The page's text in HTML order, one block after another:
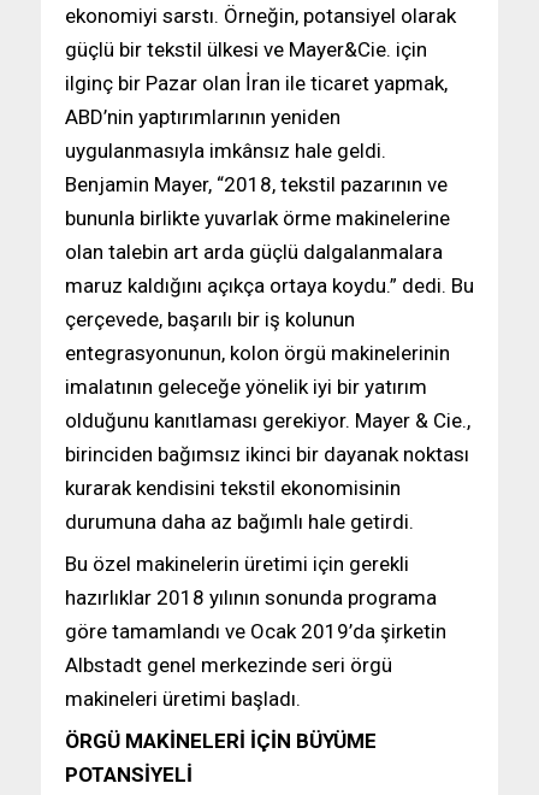
ekonomiyi sarstı. Örneğin, potansiyel olarak
güçlü bir tekstil ülkesi ve Mayer&Cie. için
ilginç bir Pazar olan İran ile ticaret yapmak,
ABD’nin yaptırımlarının yeniden
uygulanmasıyla imkânsız hale geldi.
Benjamin Mayer, “2018, tekstil pazarının ve
bununla birlikte yuvarlak örme makinelerine
olan talebin art arda güçlü dalgalanmalara
maruz kaldığını açıkça ortaya koydu.” dedi. Bu
çerçevede, başarılı bir iş kolunun
entegrasyonunun, kolon örgü makinelerinin
imalatının geleceğe yönelik iyi bir yatırım
olduğunu kanıtlaması gerekiyor. Mayer & Cie.,
birinciden bağımsız ikinci bir dayanak noktası
kurarak kendisini tekstil ekonomisinin
durumuna daha az bağımlı hale getirdi.
Bu özel makinelerin üretimi için gerekli
hazırlıklar 2018 yılının sonunda programa
göre tamamlandı ve Ocak 2019’da şirketin
Albstadt genel merkezinde seri örgü
makineleri üretimi başladı.
ÖRGÜ MAKİNELERİ İÇİN BÜYÜME
POTANSİYELİ